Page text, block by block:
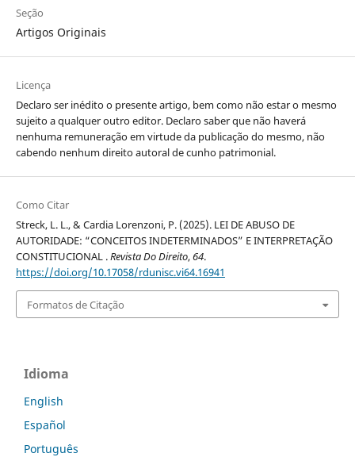
Seção
Artigos Originais
Licença
Declaro ser inédito o presente artigo, bem como não estar o mesmo
sujeito a qualquer outro editor. Declaro saber que não haverá
nenhuma remuneração em virtude da publicação do mesmo, não
cabendo nenhum direito autoral de cunho patrimonial.
Como Citar
Streck, L. L., & Cardia Lorenzoni, P. (2025). LEI DE ABUSO DE
AUTORIDADE: “CONCEITOS INDETERMINADOS” E INTERPRETAÇÃO
CONSTITUCIONAL .Revista Do Direito,64.
https://doi.org/10.17058/rdunisc.vi64.16941
Formatos de Citação
Idioma
English
Español
Português